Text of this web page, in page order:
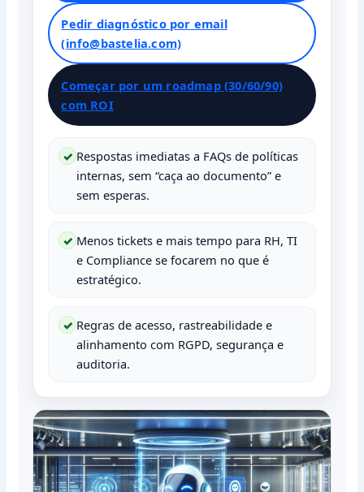
Pedir diagnóstico por email
(info@bastelia.com)
Começar por um roadmap (30/60/90)
com ROI
Respostas imediatas a FAQs de políticas
internas, sem “caça ao documento” e
sem esperas.
Menos tickets e mais tempo para RH, TI
e Compliance se focarem no que é
estratégico.
Regras de acesso, rastreabilidade e
alinhamento com RGPD, segurança e
auditoria.